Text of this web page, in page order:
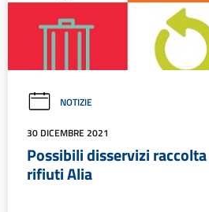
NOTIZIE
30 DICEMBRE 2021
Possibili disservizi raccolta
rifiuti Alia